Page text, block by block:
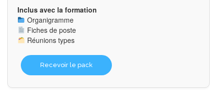
Inclus avec la formation
Organigramme
Fiches de poste
Réunions types
Recevoir le pack